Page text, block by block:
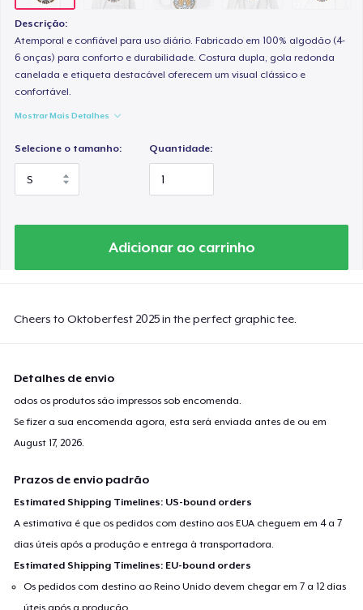
Descrição:
Atemporal e confiável para uso diário. Fabricado em 100% algodão (4-
6 onças) para conforto e durabilidade. Costura dupla, gola redonda
canelada e etiqueta destacável oferecem um visual clássico e
confortável.
Mostrar Mais Detalhes
Selecione o tamanho: Quantidade:
Adicionar ao carrinho
Cheers to Oktoberfest 2025 in the perfect graphic tee.
Detalhes de envio
odos os produtos são impressos sob encomenda.
Se fizer a sua encomenda agora, esta será enviada antes de ou em
August 17, 2026.
Prazos de envio padrão
Estimated Shipping Timelines: US-bound orders
A estimativa é que os pedidos com destino aos EUA cheguem em 4 a 7
dias úteis após a produção e entrega à transportadora.
Estimated Shipping Timelines: EU-bound orders
Os pedidos com destino ao Reino Unido devem chegar em 7 a 12 dias
úteis após a produção.